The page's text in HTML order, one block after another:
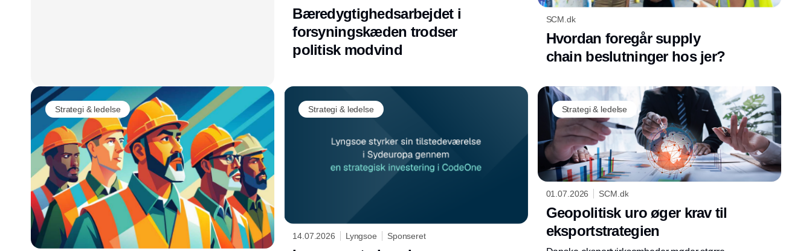
Bæredygtighedsarbejdet i
forsyningskæden trodser
politisk modvind
SCM.dk
Hvordan foregår supply
chain beslutninger hos jer?
Strategi & ledelse Strategi & ledelse
14.07.2026 Lyngsoe Sponseret
Strategi & ledelse
01.07.2026 SCM.dk
Geopolitisk uro øger krav til
eksportstrategien